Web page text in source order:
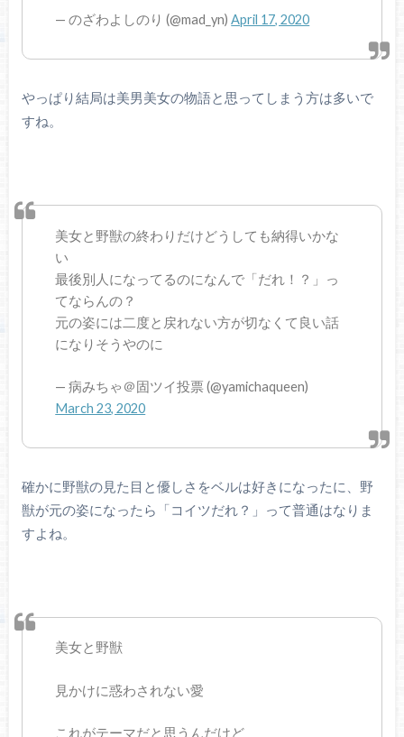
— のざわよしのり (@mad_yn)April 17, 2020
やっぱり結局は美男美女の物語と思ってしまう方は多いで
すね。
美女と野獣の終わりだけどうしても納得いかな
い
最後別人になってるのになんで「だれ！？」っ
てならんの？
元の姿には二度と戻れない方が切なくて良い話
になりそうやのに
— 病みちゃ＠固ツイ投票 (@yamichaqueen)
March 23, 2020
確かに野獣の見た目と優しさをベルは好きになったに、野
獣が元の姿になったら「コイツだれ？」って普通はなりま
すよね。
美女と野獣
見かけに惑わされない愛
これがテーマだと思うんだけど